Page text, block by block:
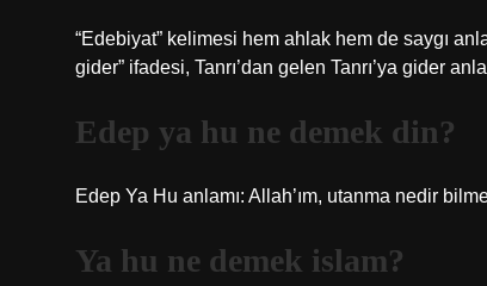
“Edebiyat” kelimesi hem ahlak hem de saygı
gider” ifadesi, Tanrı’dan gelen Tanrı’ya gider
Edep ya hu ne demek din?
Edep Ya Hu anlamı: Allah’ım, utanma nedir
Ya hu ne demek islam?